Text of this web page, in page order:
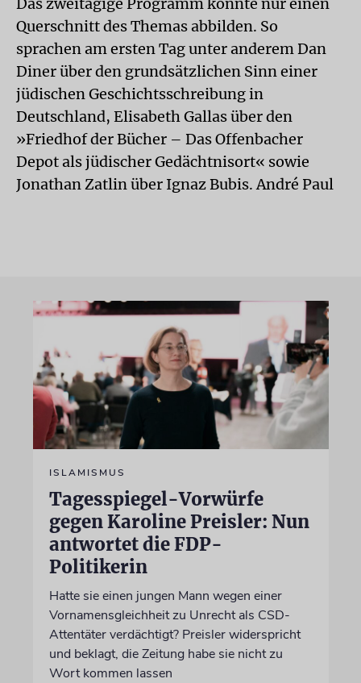
Querschnitt des Themas abbilden. So
sprachen am ersten Tag unter anderem Dan
Diner über den grundsätzlichen Sinn einer
jüdischen Geschichtsschreibung in
Deutschland, Elisabeth Gallas über den
»Friedhof der Bücher – Das Offenbacher
Depot als jüdischer Gedächtnisort« sowie
Jonathan Zatlin über Ignaz Bubis. André Paul
ISLAMISMUS
Tagesspiegel-Vorwürfe
gegen Karoline Preisler: Nun
antwortet die FDP-
Politikerin
Hatte sie einen jungen Mann wegen einer
Vornamensgleichheit zu Unrecht als CSD-
Attentäter verdächtigt? Preisler widerspricht
und beklagt, die Zeitung habe sie nicht zu
Wort kommen lassen